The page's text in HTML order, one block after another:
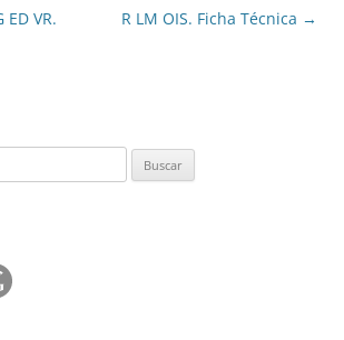
VR.
R LM OIS. Ficha Técnica →